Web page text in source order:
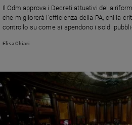
2026
Cinema,
Libri
Musica
Arte
Famiglia
Il Cdm approva i Decreti attuativi della
che migliorerà l'efficienza della PA, chi la
controllo su come si spendono i soldi
Elisa Chiari